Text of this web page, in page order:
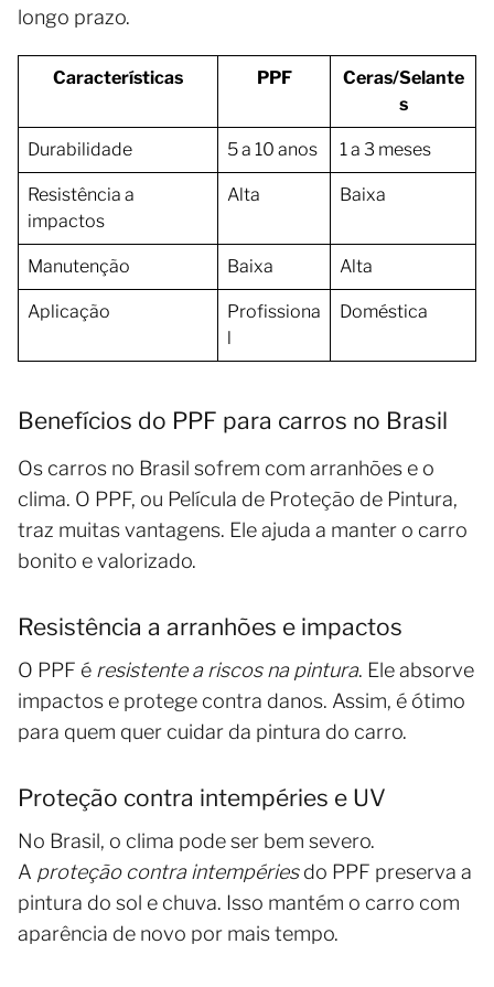
longo prazo.
Características PPF
Ceras/Selante
s
Durabilidade 5 a 10 anos 1 a 3 meses
Resistência a
impactos
Alta Baixa
Manutenção Baixa Alta
Aplicação
Profissiona
l
Doméstica
Benefícios do PPF para carros no Brasil
Os carros no Brasil sofrem com arranhões e o
clima. O PPF, ou Película de Proteção de Pintura,
traz muitas vantagens. Ele ajuda a manter o carro
bonito e valorizado.
Resistência a arranhões e impactos
O PPF é resistente a riscos na pintura. Ele absorve
impactos e protege contra danos. Assim, é ótimo
para quem quer cuidar da pintura do carro.
Proteção contra intempéries e UV
No Brasil, o clima pode ser bem severo.
A proteção contra intempériesdo PPF preserva a
pintura do sol e chuva. Isso mantém o carro com
aparência de novo por mais tempo.